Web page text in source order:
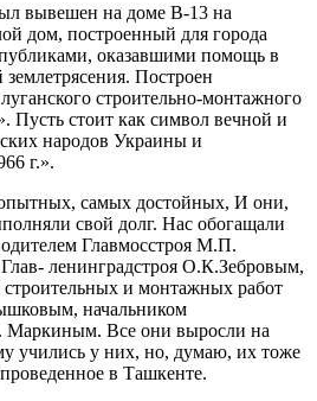
вывешен на доме В-13 на
дом, построенный для города
оказав­шими помощь в
Построен
строительно-монтажного
Пусть стоит как символ вечной и
народов Украины и
г.».
самых достой­ных, И они,
свой долг. Нас обогащали
Главмосстроя М.П.
ленинградстроя О.К.Зебровым,
и монтажных работ
начальником
Маркиным. Все они выросли на
учились у них, но, думаю, их тоже
в Ташкенте.